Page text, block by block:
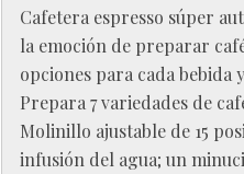
Cafetera espresso súper
la emoción de preparar
opciones para cada
Prepara 7 variedades de
Molinillo ajustable de 15
infusión del agua; un